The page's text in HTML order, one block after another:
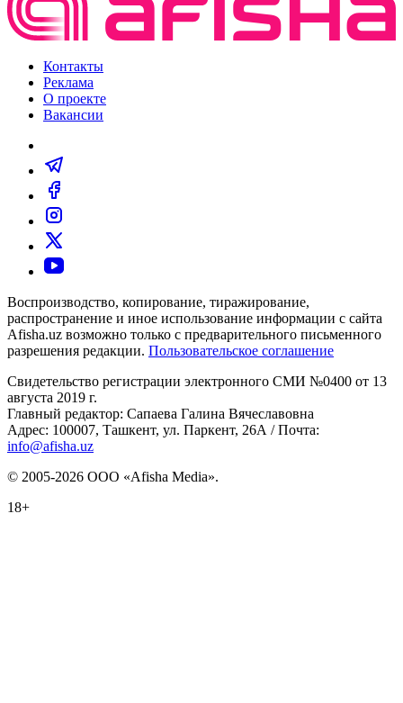
Контакты
Реклама
О проекте
Вакансии
Воспроизводство, копирование, тиражирование,
распространение и иное использование информации с сайта
Afisha.uz возможно только с предварительного письменного
разрешения редакции. Пользовательское соглашение
Свидетельство регистрации электронного СМИ №0400 от 13
августа 2019 г.
Главный редактор: Сапаева Галина Вячеславовна
Адрес: 100007, Ташкент, ул. Паркент, 26А / Почта:
info@afisha.uz
© 2005-2026 ООО «Afisha Media».
18+